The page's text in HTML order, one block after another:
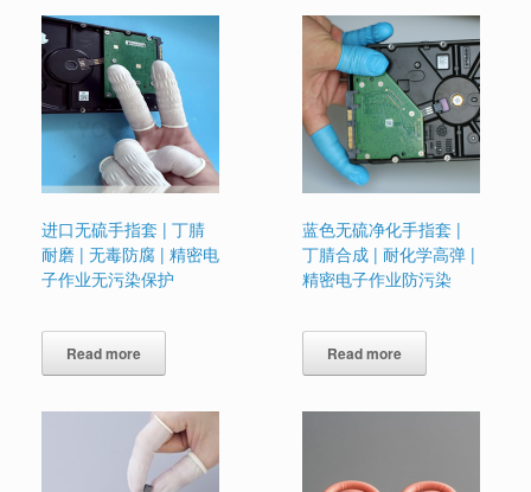
进口无硫手指套 | 丁腈
耐磨 | 无毒防腐 | 精密电
子作业无污染保护
Read more
蓝色无硫净化手指套 |
丁腈合成 | 耐化学高弹 |
精密电子作业防污染
Read more